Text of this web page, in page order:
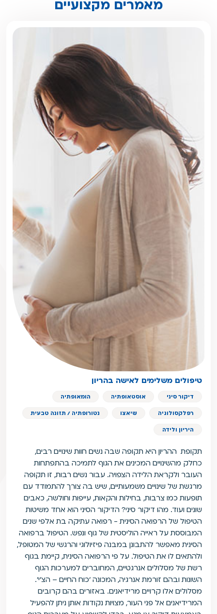
מאמרים מקצועיים
טיפולים משלימים לאישה בהריון
דיקור סיני אוסטאופתיה הומאופתיה
רפלקסולוגיה שיאצו נטורופתיה / תזונה טבעית
היריון ולידה
תקופת ההריון היא תקופה שבה נשים חוות שינויים רבים,
כחלק מהשינויים המכינים את הגוף לתמיכה בהתפתחות
העובר ולקראת הלידה הצפויה. עבור נשים רבות, זו תקופה
מרגשת של שינויים משמעותיים, שיש בה צורך להתמודד עם
תופעות כמו צרבות, בחילות והקאות, עייפות וחולשה, כאבים
שונים ועוד. מהו דיקור סיני? הדיקור הסיני הוא אחד משיטות
הטיפול של הרפואה הסינית - רפואה עתיקה בת אלפי שנים
המבוססת על ראייה הוליסטית של גוף ונפש. הטיפול ברפואה
הסינית מאפשר להתבונן במבנה פיזיולוגי והרגשי של המטופל,
ולהתאים לו את הטיפול. על פי הרפואה הסינית, קיימת בגוף
רשת של מסלולים אנרגטיים, המחוברים למערכות הגוף
השונות ובהם זורמת אנרגיה, המכונה 'כוח החיים – הצ'י'.
מסלולים אלו קרויים מרידיאנים. באזורים בהם קרובים
המרידיאנים אל פני העור, מצויות נקודות אותן ניתן להפעיל